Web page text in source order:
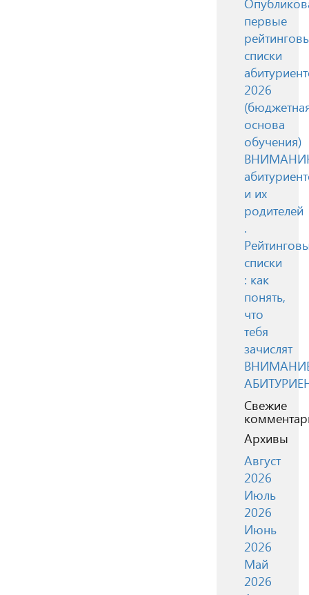
первые
списки
2026
основа
обучения)
и их
родителей
.
списки
: как
понять,
что
тебя
зачислят
Свежие
Архивы
Август
2026
Июль
2026
Июнь
2026
Май
2026